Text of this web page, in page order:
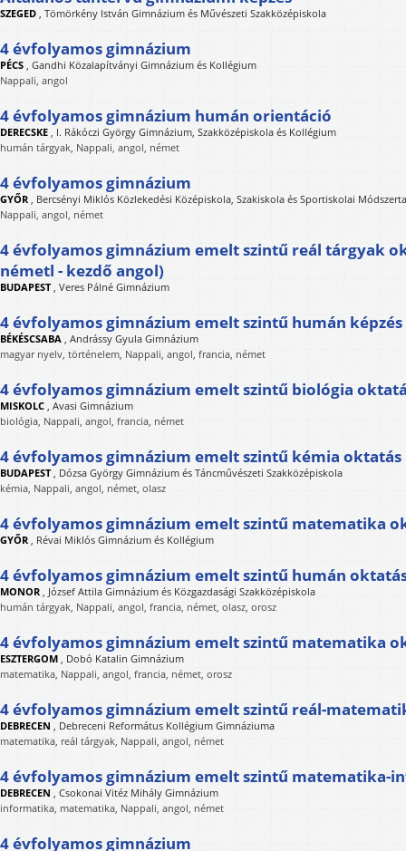
SZEGED , Tömörkény István Gimnázium és Művészeti Szakközépiskola
4 évfolyamos gimnázium
PÉCS , Gandhi Közalapítványi Gimnázium és Kollégium
Nappali, angol
4 évfolyamos gimnázium humán orientáció
DERECSKE , I. Rákóczi György Gimnázium, Szakközépiskola és Kollégium
humán tárgyak, Nappali, angol, német
4 évfolyamos gimnázium
GYŐR , Bercsényi Miklós Közlekedési Középiskola, Szakiskola és Sportiskolai
Nappali, angol, német
4 évfolyamos gimnázium emelt szintű reál tárgyak
németl - kezdő angol)
BUDAPEST, Veres Pálné Gimnázium
4 évfolyamos gimnázium emelt szintű humán képzés
BÉKÉSCSABA , Andrássy Gyula Gimnázium
magyar nyelv, történelem, Nappali, angol, francia, német
4 évfolyamos gimnázium emelt szintű biológia
MISKOLC , Avasi Gimnázium
biológia, Nappali, angol, francia, német
4 évfolyamos gimnázium emelt szintű kémia oktatás
BUDAPEST, Dózsa György Gimnázium és Táncművészeti Szakközépiskola
kémia, Nappali, angol, német, olasz
4 évfolyamos gimnázium emelt szintű matematika
GYŐR , Révai Miklós Gimnázium és Kollégium
4 évfolyamos gimnázium emelt szintű humán
MONOR , József Attila Gimnázium és Közgazdasági Szakközépiskola
humán tárgyak, Nappali, angol, francia, német, olasz, orosz
4 évfolyamos gimnázium emelt szintű matematika
ESZTERGOM , Dobó Katalin Gimnázium
matematika, Nappali, angol, francia, német, orosz
4 évfolyamos gimnázium emelt szintű reál-
DEBRECEN , Debreceni Református Kollégium Gimnáziuma
matematika, reál tárgyak, Nappali, angol, német
4 évfolyamos gimnázium emelt szintű matematika-
DEBRECEN , Csokonai Vitéz Mihály Gimnázium
informatika, matematika, Nappali, angol, német
4 évfolyamos gimnázium